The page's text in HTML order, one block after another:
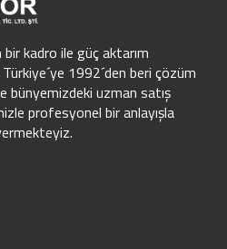
kadro ile güç aktarım
1992´den beri çözüm
bünyemizdeki uzman satış
profesyonel bir anlayışla